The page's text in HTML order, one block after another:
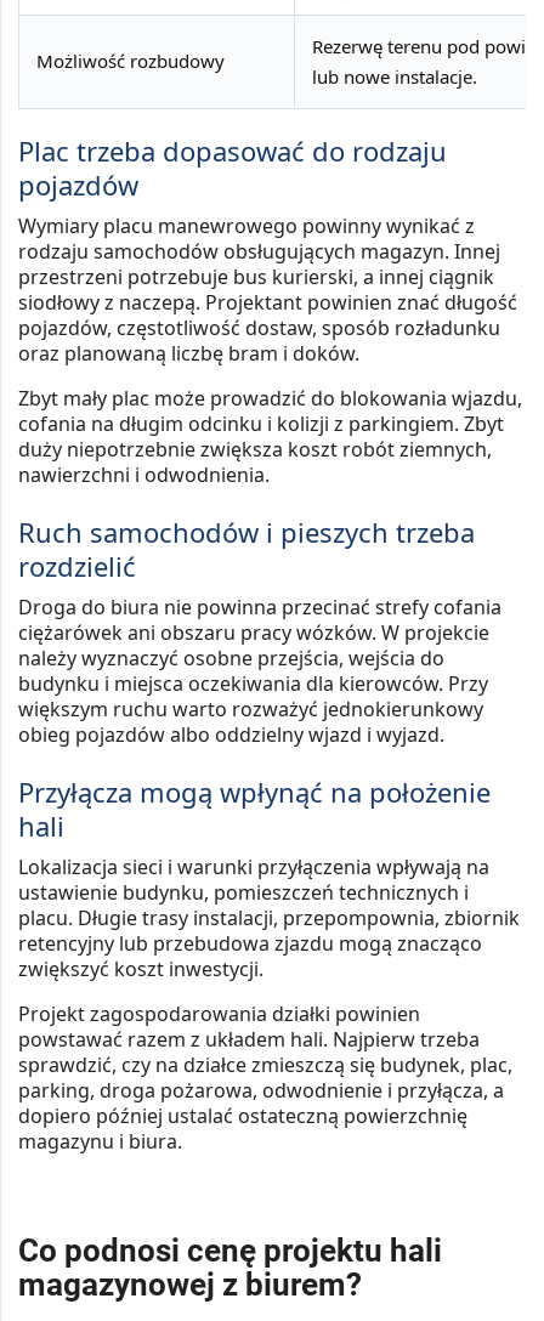
Możliwość rozbudowy
Rezerwę terenu pod
lub nowe instalacje.
Plac trzeba dopasować do rodzaju
pojazdów
Wymiary placu manewrowego powinny wynikać z
rodzaju samochodów obsługujących magazyn. Innej
przestrzeni potrzebuje bus kurierski, a innej ciągnik
siodłowy z naczepą. Projektant powinien znać długość
pojazdów, częstotliwość dostaw, sposób rozładunku
oraz planowaną liczbę bram i doków.
Zbyt mały plac może prowadzić do blokowania wjazdu,
cofania na długim odcinku i kolizji z parkingiem. Zbyt
duży niepotrzebnie zwiększa koszt robót ziemnych,
nawierzchni i odwodnienia.
Ruch samochodów i pieszych trzeba
rozdzielić
Droga do biura nie powinna przecinać strefy cofania
ciężarówek ani obszaru pracy wózków. W projekcie
należy wyznaczyć osobne przejścia, wejścia do
budynku i miejsca oczekiwania dla kierowców. Przy
większym ruchu warto rozważyć jednokierunkowy
obieg pojazdów albo oddzielny wjazd i wyjazd.
Przyłącza mogą wpłynąć na położenie
hali
Lokalizacja sieci i warunki przyłączenia wpływają na
ustawienie budynku, pomieszczeń technicznych i
placu. Długie trasy instalacji, przepompownia, zbiornik
retencyjny lub przebudowa zjazdu mogą znacząco
zwiększyć koszt inwestycji.
Projekt zagospodarowania działki powinien
powstawać razem z układem hali. Najpierw trzeba
sprawdzić, czy na działce zmieszczą się budynek, plac,
parking, droga pożarowa, odwodnienie i przyłącza, a
dopiero później ustalać ostateczną powierzchnię
magazynu i biura.
Co podnosi cenę projektu hali
magazynowej z biurem?